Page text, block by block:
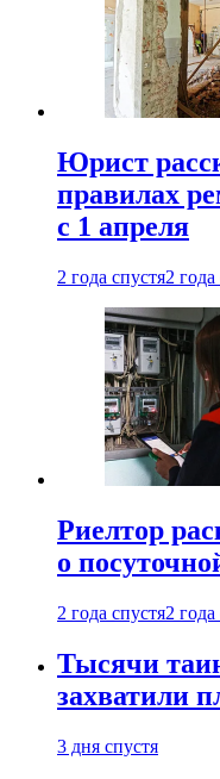
Юрист
правилах
с 1 апреля
2 года спустя2 года
Риелтор
о
2 года спустя2 года
Тысячи
захватили
3 дня спустя